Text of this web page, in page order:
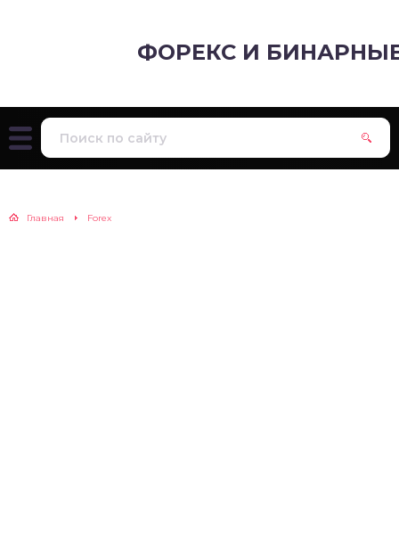
ФОРЕКС И
Главная Forex